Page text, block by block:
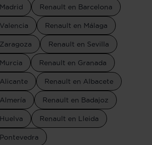
Renault en Barcelona
Renault en Málaga
Renault en Sevilla
Renault en Granada
Renault en Albacete
Renault en Badajoz
Renault en Lleida